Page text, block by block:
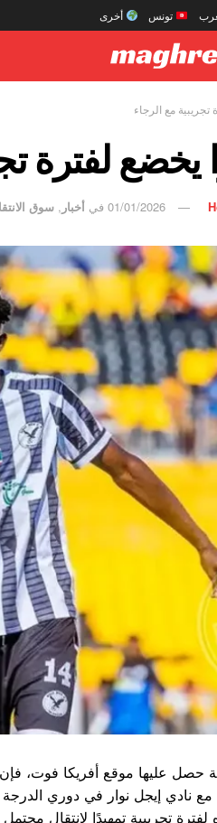
تونس أخرى
تجريبية مع الرجاء
يخضع لفترة
01/01/2026 في أخبار , سوق
مع نادي إيجل نوار في دوري
لفترة تجريبية تمهيدًا لانتقال